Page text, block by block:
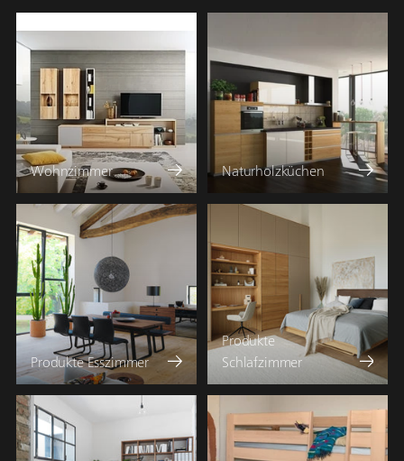
Wohnzimmer Naturholzküchen
Produkte Esszimmer
Produkte
Schlafzimmer